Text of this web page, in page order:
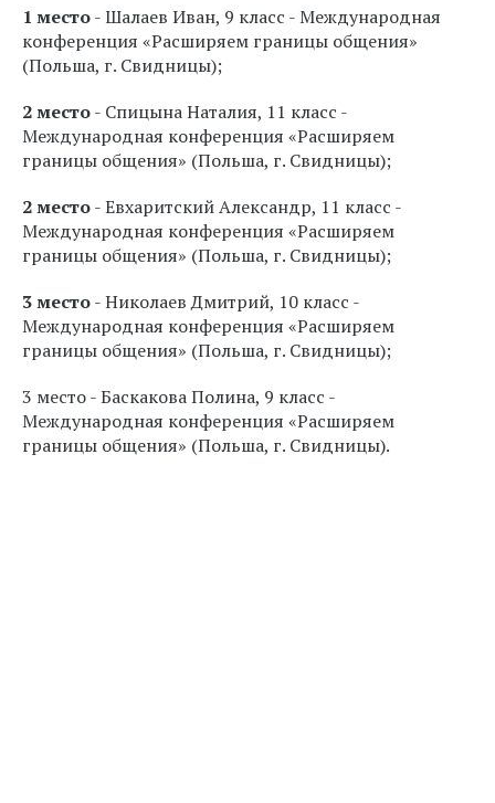
1 место- Шалаев Иван, 9 класс - Международная
конференция «Расширяем границы общения»
(Польша, г. Свидницы);
2 место- Спицына Наталия, 11 класс -
Международная конференция «Расширяем
границы общения» (Польша, г. Свидницы);
2 место- Евхаритский Александр, 11 класс -
Международная конференция «Расширяем
границы общения» (Польша, г. Свидницы);
3 место- Николаев Дмитрий, 10 класс -
Международная конференция «Расширяем
границы общения» (Польша, г. Свидницы);
3 место - Баскакова Полина, 9 класс -
Международная конференция «Расширяем
границы общения» (Польша, г. Свидницы).